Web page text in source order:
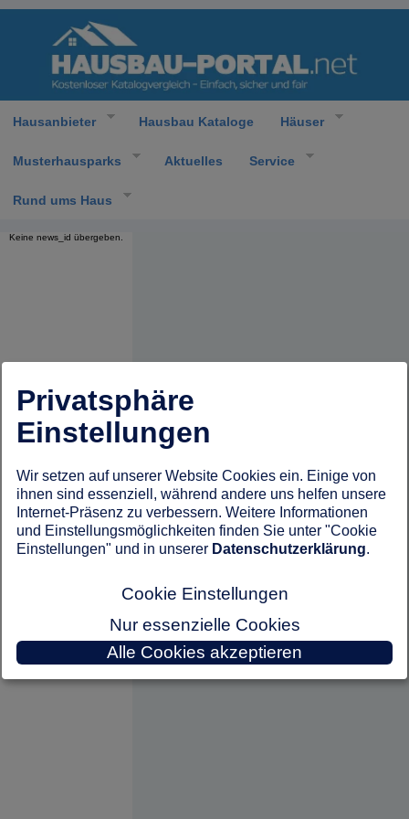
Hausanbieter Hausbau Kataloge Häuser
Musterhausparks Aktuelles Service
Rund ums Haus
Keine news_id übergeben.
Privatsphäre
Einstellungen
Wir setzen auf unserer Website Cookies ein. Einige von
ihnen sind essenziell, während andere uns helfen unsere
Internet-Präsenz zu verbessern. Weitere Informationen
und Einstellungsmöglichkeiten finden Sie unter "Cookie
Einstellungen" und in unserer Datenschutzerklärung.
Cookie Einstellungen
Nur essenzielle Cookies
Alle Cookies akzeptieren